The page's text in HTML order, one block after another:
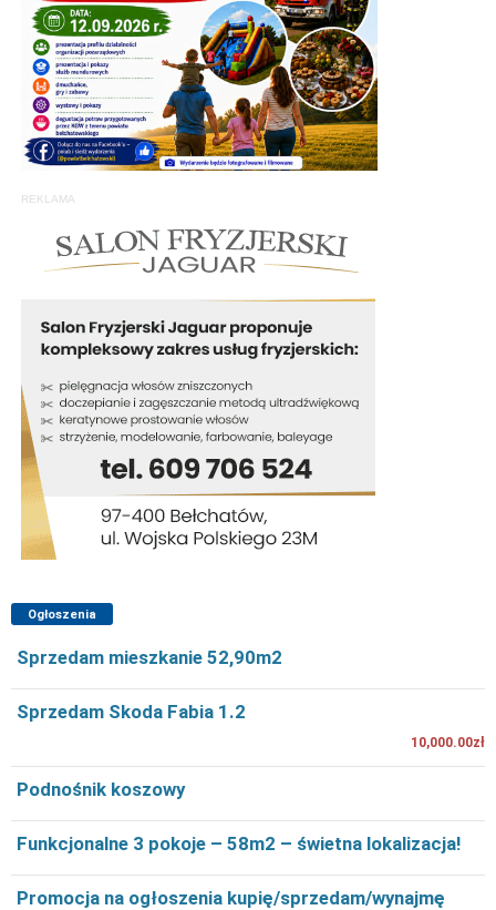
REKLAMA
Ogłoszenia
Sprzedam mieszkanie 52,90m2
Sprzedam Skoda Fabia 1.2
10,000.00zł
Podnośnik koszowy
Funkcjonalne 3 pokoje – 58m2 – świetna lokalizacja!
Promocja na ogłoszenia kupię/sprzedam/wynajmę